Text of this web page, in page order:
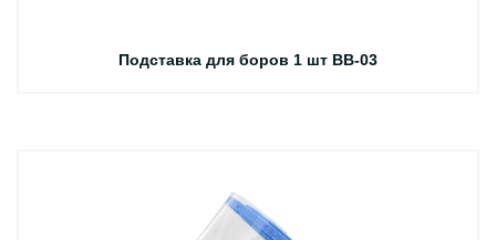
Подставка для боров 1 шт BB-03